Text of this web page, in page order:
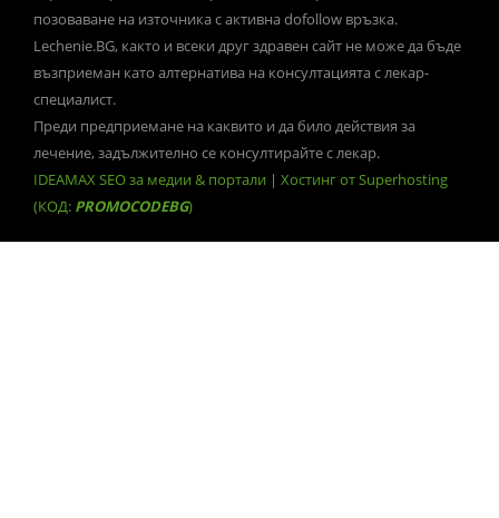
позоваване на източника с активна dofollow връзка.
Lechenie.BG, както и всеки друг здравен сайт не може да бъде
възприеман като алтернатива на консултацията с лекар-
специалист.
Преди предприемане на каквито и да било действия за
лечение, задължително се консултирайте с лекар.
IDEAMAX SEO за медии & портали | Хостинг от Superhosting
(КОД: PROMOCODEBG)